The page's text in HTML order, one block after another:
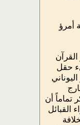
أمرؤ
حقل
تماماً أن
القبائل